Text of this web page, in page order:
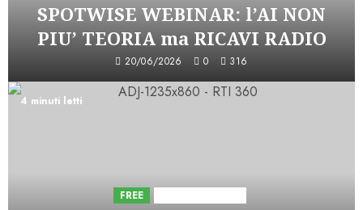
SPOTWISE WEBINAR: l’AI NON
PIU’ TEORIA ma RICAVI RADIO
20/06/2026 0 316
4 minuti letti
FREE